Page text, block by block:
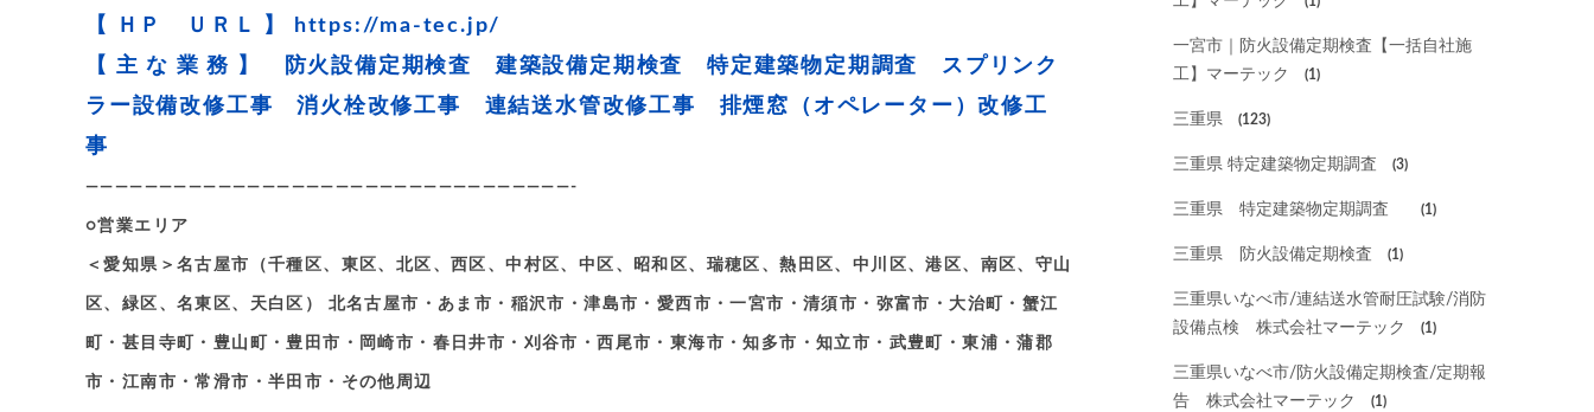
【 ＨＰ ＵＲＬ 】
https://ma-tec.jp/
【 主 な 業 務 】 防火設備定期検査 建築設備定期検査 特定建築物定期調査 スプリンク
ラー設備改修工事 消火栓改修工事 連結送水管改修工事 排煙窓（オペレーター）改修工
事
—————————————————————————————————-
○営業エリア
＜愛知県＞名古屋市（千種区、東区、北区、西区、中村区、中区、昭和区、瑞穂区、熱田区、中川区、港区、南区、守山
区、緑区、名東区、天白区） 北名古屋市・あま市・稲沢市・津島市・愛西市・一宮市・清須市・弥富市・大治町・蟹江
町・甚目寺町・豊山町・豊田市・岡崎市・春日井市・刈谷市・西尾市・東海市・知多市・知立市・武豊町・東浦・蒲郡
市・江南市・常滑市・半田市・その他周辺
一宮市｜防火設備定期検査【一括自社施
工】マーテック
(1)
三重県 (123)
三重県 特定建築物定期調査 (3)
三重県 特定建築物定期調査 (1)
三重県 防火設備定期検査 (1)
三重県いなべ市/連結送水管耐圧試験/消防
設備点検 株式会社マーテック
(1)
三重県いなべ市/防火設備定期検査/定期報
告 株式会社マーテック
(1)